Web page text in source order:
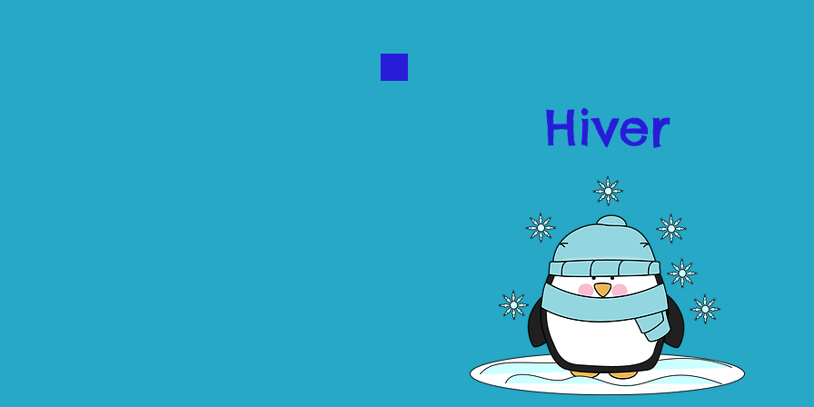
Hiver